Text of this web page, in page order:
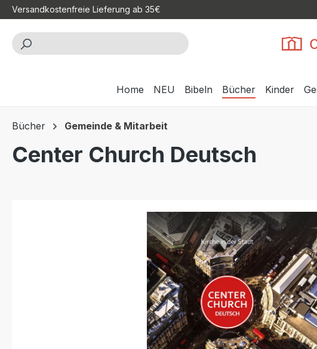
Hauptinhalt springen
Zur Suche springen
Zur Hauptnavigation springen
Versandkostenfreie Lieferung ab 35€
Home NEU Bibeln Bücher Kinder
Bücher Gemeinde & Mitarbeit
Center Church Deutsch